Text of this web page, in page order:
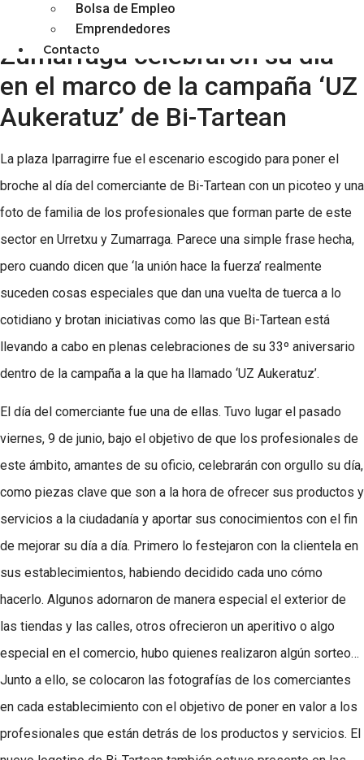
Bolsa de Empleo
Emprendedores
Contacto
Los comerciantes de Urretxu y
Zumarraga celebraron su día
en el marco de la campaña ‘UZ
Aukeratuz’ de Bi-Tartean
La plaza Iparragirre fue el escenario escogido para poner el
broche al día del comerciante de Bi-Tartean con un picoteo y una
foto de familia de los profesionales que forman parte de este
sector en Urretxu y Zumarraga. Parece una simple frase hecha,
pero cuando dicen que ‘la unión hace la fuerza’ realmente
suceden cosas especiales que dan una vuelta de tuerca a lo
cotidiano y brotan iniciativas como las que Bi-Tartean está
llevando a cabo en plenas celebraciones de su 33º aniversario
dentro de la campaña a la que ha llamado ‘UZ Aukeratuz’.
El día del comerciante fue una de ellas. Tuvo lugar el pasado
viernes, 9 de junio, bajo el objetivo de que los profesionales de
este ámbito, amantes de su oficio, celebrarán con orgullo su día,
como piezas clave que son a la hora de ofrecer sus productos y
servicios a la ciudadanía y aportar sus conocimientos con el fin
de mejorar su día a día. Primero lo festejaron con la clientela en
sus establecimientos, habiendo decidido cada uno cómo
hacerlo. Algunos adornaron de manera especial el exterior de
las tiendas y las calles, otros ofrecieron un aperitivo o algo
especial en el comercio, hubo quienes realizaron algún sorteo…
Junto a ello, se colocaron las fotografías de los comerciantes
en cada establecimiento con el objetivo de poner en valor a los
profesionales que están detrás de los productos y servicios. El